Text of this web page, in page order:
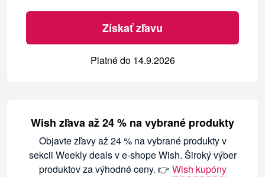
Získať zľavu
Platné do 14.9.2026
Wish zľava až 24 % na vybrané produkty
Objavte zľavy až 24 % na vybrané produkty v
sekcii Weekly deals v e-shope Wish. Široký výber
produktov za výhodné ceny. 👉 Wish kupóny